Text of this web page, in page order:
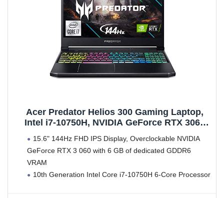
Acer Predator Helios 300 Gaming Laptop,
Intel i7-10750H, NVIDIA GeForce RTX 3060
16GB DDR4, 512GB NVMe SSD, WiFi 6
American English Backlit Keyboard
15.6" 144Hz FHD IPS Display, Overclockable NVIDIA
GeForce RTX 3 060 with 6 GB of dedicated GDDR6
VRAM
10th Generation Intel Core i7-10750H 6-Core Processor